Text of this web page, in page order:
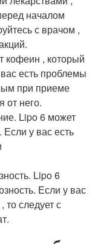
началом
с врачом ,
кофеин , который
есть проблемы
при приеме
от него.
Lipo 6 может
у вас есть
Lipo 6
Если у вас
то следует с